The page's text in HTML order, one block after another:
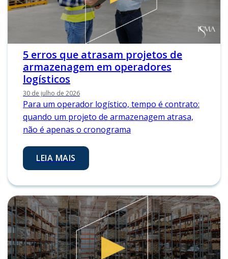
5 erros que atrasam projetos de
armazenagem em operadores
logísticos
30 de julho de 2026
Para um operador logístico, tempo é contrato:
quando um projeto de armazenagem atrasa,
não é apenas o cronograma
LEIA MAIS